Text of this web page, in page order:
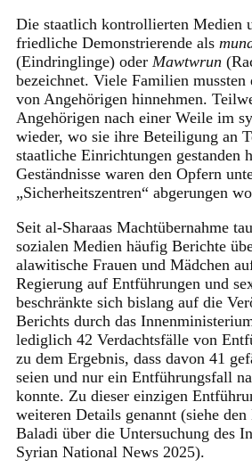
Die staatlich kontrollierten Medien
friedliche Demonstrierende als
(Eindringlinge) oder Mawtwrun
bezeichnet. Viele Familien mussten
von Angehörigen hinnehmen.
Angehörigen nach einer Weile im
wieder, wo sie ihre Beteiligung an
staatliche Einrichtungen gestanden
Geständnisse waren den Opfern
„Sicherheitszentren“ abgerungen
Seit al-Sharaas Machtübernahme
sozialen Medien häufig Berichte
alawitische Frauen und Mädchen
Regierung auf Entführungen und
beschränkte sich bislang auf die
Berichts durch das
lediglich 42 Verdachtsfälle von
zu dem Ergebnis, dass davon 41
seien und nur ein Entführungsfall
konnte. Zu dieser einzigen
weiteren Details genannt (siehe
Baladi über die Untersuchung des
Syrian National News 2025).